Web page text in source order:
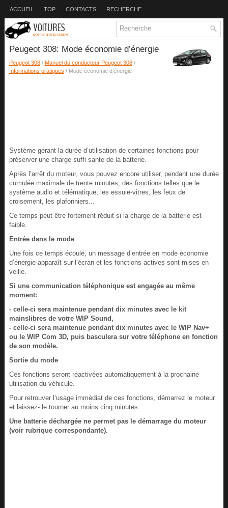
ACCUEIL TOP CONTACTS RECHERCHE
Peugeot 308: Mode économie d’énergie
Peugeot 308/ Manuel du conducteur Peugeot 308/
Informations pratiques / Mode économie d’énergie
Système gérant la durée d’utilisation de certaines fonctions pour
préserver une charge suffi sante de la batterie.
Après l’arrêt du moteur, vous pouvez encore utiliser, pendant une durée
cumulée maximale de trente minutes, des fonctions telles que le
système audio et télématique, les essuie-vitres, les feux de
croisement, les plafonniers...
Ce temps peut être fortement réduit si la charge de la batterie est
faible.
Entrée dans le mode
Une fois ce temps écoulé, un message d’entrée en mode économie
d’énergie apparaît sur l’écran et les fonctions actives sont mises en
veille.
Si une communication téléphonique est engagée au même
moment:
- celle-ci sera maintenue pendant dix minutes avec le kit
mainslibres de votre WIP Sound,
- celle-ci sera maintenue pendant dix minutes avec le WIP Nav+
ou le WIP Com 3D, puis basculera sur votre téléphone en fonction
de son modèle.
Sortie du mode
Ces fonctions seront réactivées automatiquement à la prochaine
utilisation du véhicule.
Pour retrouver l’usage immédiat de ces fonctions, démarrez le moteur
et laissez- le tourner au moins cinq minutes.
Une batterie déchargée ne permet pas le démarrage du moteur
(voir rubrique correspondante).